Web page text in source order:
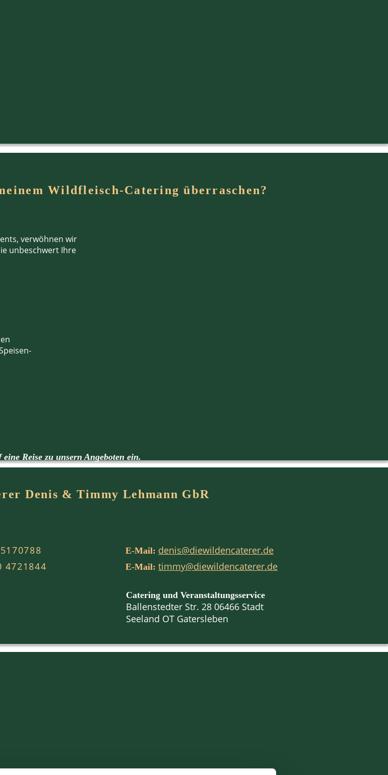
verwöhnen wir
unbeschwert Ihre
Reise zu unsern Angeboten ein.
Wildfleisch-Catering überraschen?
4721844
Denis & Timmy Lehmann GbR
Catering und Veranstaltungsservice
Ballenstedter Str. 28 06466 Stadt
Seeland OT Gatersleben
E-Mail: denis@diewildencaterer.de
E-Mail: timmy@diewildencaterer.de